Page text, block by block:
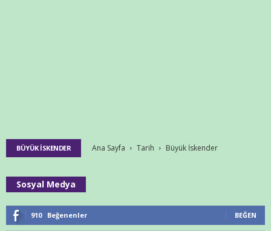
BÜYÜK İSKENDER Ana Sayfa Tarih Büyük İskender
Sosyal Medya
910 Beğenenler BEĞEN